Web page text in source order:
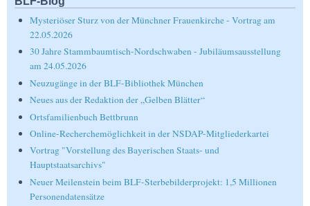
Mysteriöser Sturz von der Münchner Frauenkirche - Vortrag am
22.05.2026
30 Jahre Stammbaumtisch-Nordschwaben - Jubiläumsausstellung
am 24.05.2026
Neuzugänge in der BLF-Bibliothek München
Neues aus der Redaktion der „Gelben Blätter“
Ortsfamilienbuch Bettbrunn
Online-Recherchemöglichkeit in der NSDAP-Mitgliederkartei
Vortrag "Vorstellung des Bayerischen Staats- und
Hauptstaatsarchivs"
Neuer Meilenstein beim BLF-Sterbebilderprojekt: 1,5 Millionen
Personendatensätze